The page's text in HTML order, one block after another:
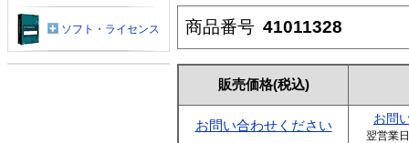
商品番号 41011328
販売価格(税込)
お問い合わせください お問
翌営業
ソフト・ライセンス